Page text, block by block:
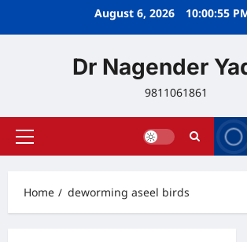
August 6, 2026 10:00:55
Dr Nagender
9811061861
Primary
Home deworming aseel birds